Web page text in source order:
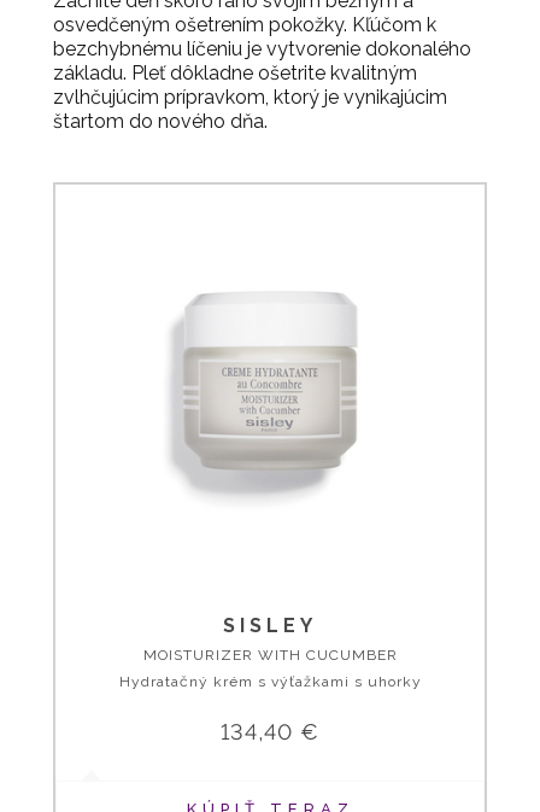
osvedčeným ošetrením pokožky. Kľúčom k
bezchybnému líčeniu je vytvorenie dokonalého
základu. Pleť dôkladne ošetrite kvalitným
zvlhčujúcim prípravkom, ktorý je vynikajúcim
štartom do nového dňa.
SISLEY
MOISTURIZER WITH CUCUMBER
Hydratačný krém s výťažkami s uhorky
134,40 €